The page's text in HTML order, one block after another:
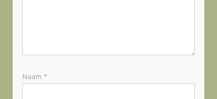
Naam*